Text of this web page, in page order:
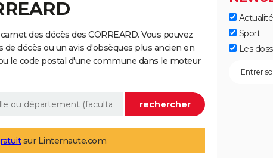
des décès des CORREARD. Vous pouvez
décès ou un avis d'obsèques plus ancien en
le code postal d'une commune dans le moteur
sur Linternaute.com
Actualité
Sport
Les